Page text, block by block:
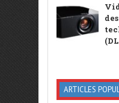
ARTICLES